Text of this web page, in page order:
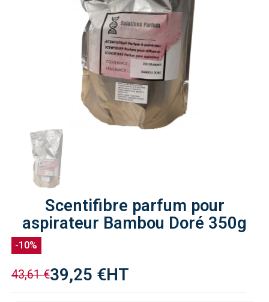
Scentifibre parfum pour
aspirateur Bambou Doré 350g
-10%
43,61 €39,25 €HT